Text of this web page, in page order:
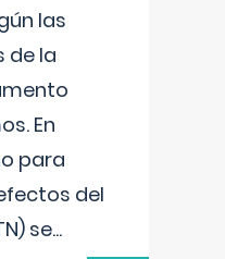
las
de la
En
para
del
se...